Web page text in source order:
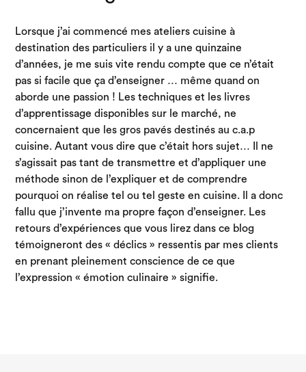
Lorsque j’ai commencé mes ateliers cuisine à
destination des particuliers il y a une quinzaine
d’années, je me suis vite rendu compte que ce n’était
pas si facile que ça d’enseigner … même quand on
aborde une passion ! Les techniques et les livres
d’apprentissage disponibles sur le marché, ne
concernaient que les gros pavés destinés au c.a.p
cuisine. Autant vous dire que c’était hors sujet… Il ne
s’agissait pas tant de transmettre et d’appliquer une
méthode sinon de l’expliquer et de comprendre
pourquoi on réalise tel ou tel geste en cuisine. Il a donc
fallu que j’invente ma propre façon d’enseigner. Les
retours d’expériences que vous lirez dans ce blog
témoigneront des « déclics » ressentis par mes clients
en prenant pleinement conscience de ce que
l’expression « émotion culinaire » signifie.